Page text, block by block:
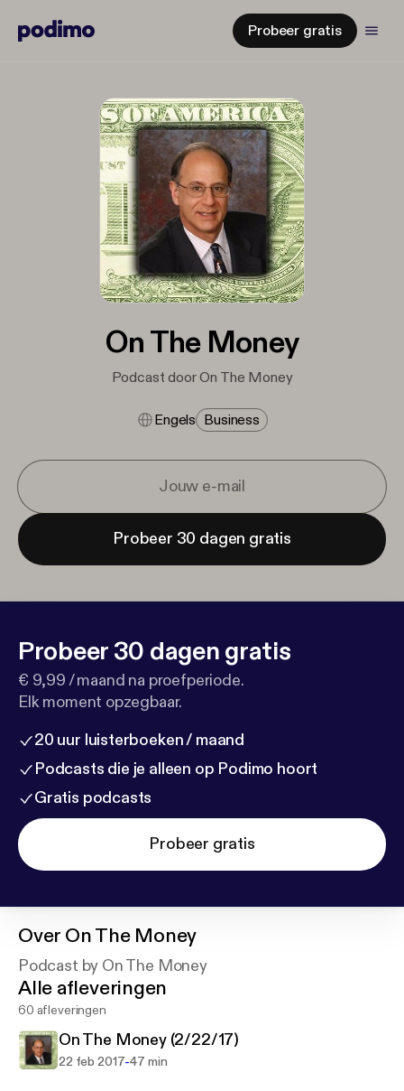
Probeer gratis
On The Money
Podcast door On The Money
Engels Business
Probeer 30 dagen gratis
Probeer 30 dagen gratis
€ 9,99 / maand na proefperiode.
Elk moment opzegbaar.
20 uur luisterboeken / maand
Podcasts die je alleen op Podimo hoort
Gratis podcasts
Probeer gratis
Over On The Money
Podcast by On The Money
Alle afleveringen
60 afleveringen
On The Money (2/22/17)
22 feb 2017-47 min